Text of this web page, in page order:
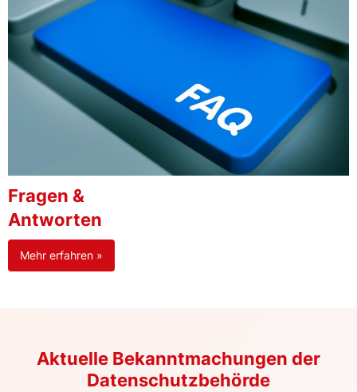
Fragen &
Antworten
Mehr erfahren »
Aktuelle Bekanntmachungen der
Datenschutzbehörde